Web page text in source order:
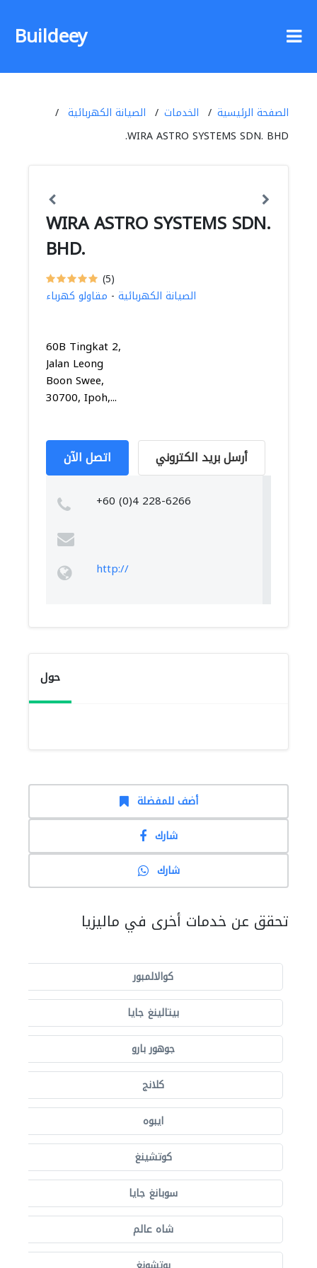
Buildeey
الصفحة الرئيسية الخدمات
الصيانة الكهربائية
WIRA ASTRO SYSTEMS SDN. BHD.
WIRA ASTRO SYSTEMS SDN.
BHD.
(5)
الصيانة الكهربائية - مقاولو كهرباء
60B Tingkat 2,
Jalan Leong
Boon Swee,
30700, Ipoh,...
اتصل الآن أرسل بريد الكتروني
+60 (0)4 228-6266
http://
حول
أضف للمفضلة
شارك
شارك
تحقق عن خدمات أخرى في ماليزيا
كوالالمبور
بيتالينغ جايا
جوهور بارو
كلانج
ايبوه
كوتشينغ
سوبانغ جايا
شاه عالم